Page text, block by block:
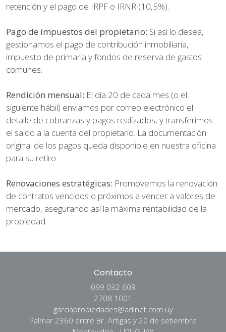
retención y el pago de IRPF o IRNR (10,5%).
Pago de impuestos del propietario: Si así lo desea,
gestionamos el pago de contribución inmobiliaria,
impuesto de primaria y fondos de reserva de gastos
comunes.
Rendición mensual: El día 20 de cada mes (o el
siguiente hábil) enviamos por correo electrónico el
detalle de cobranzas y pagos realizados, y transferimos
el saldo a la cuenta del propietario. La documentación
original de los pagos queda disponible en nuestra oficina
para su retiro.
Renovaciones estratégicas: Promovemos la renovación
de contratos vencidos o próximos a vencer a valores de
mercado, asegurando así la máxima rentabilidad de la
propiedad.
Contacto
099 032 603
2708 1001
garciapropiedades@adinet.com.uy
Palmar 2360 entre Br. Artigas y 20 de setiembre